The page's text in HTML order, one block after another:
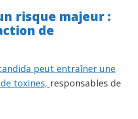
risque majeur :
de
peut entraîner une
toxines, responsables de